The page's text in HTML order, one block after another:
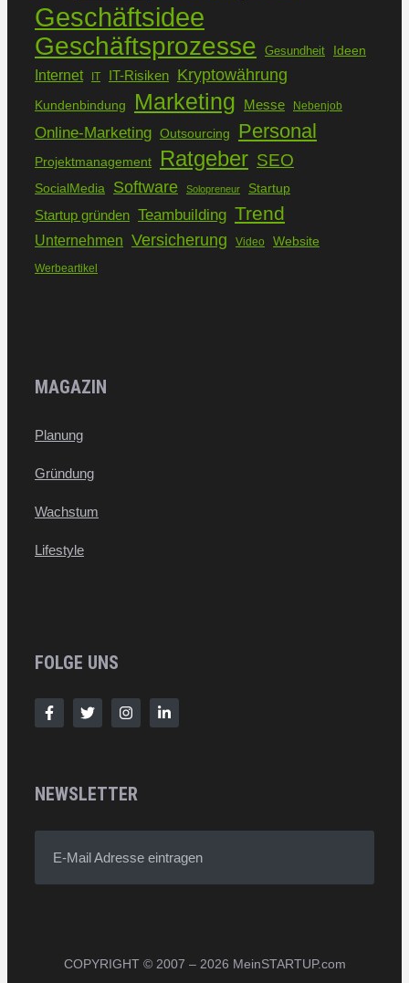
Geschäftsidee
Geschäftsprozesse Gesundheit Ideen
Internet IT IT-Risiken Kryptowährung
Kundenbindung Marketing Messe Nebenjob
Online-Marketing Outsourcing Personal
Projektmanagement Ratgeber SEO
SocialMedia Software Solopreneur Startup
Startup gründen Teambuilding Trend
Unternehmen Versicherung Video Website
Werbeartikel
MAGAZIN
Planung
Gründung
Wachstum
Lifestyle
FOLGE UNS
NEWSLETTER
E-Mail Adresse eintragen
COPYRIGHT © 2007 – 2026 MeinSTARTUP.com